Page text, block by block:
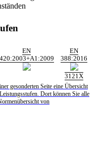
EN
420:2003+A1:2009
EN
388:2016
3121X
gesonderten Seite eine Übersicht
Dort können Sie alle
von